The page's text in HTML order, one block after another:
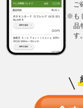
￥1,500
メガスターミーex M3
111/080 SAR
メガジ
113/080
ウネルミナモex
SV5K 094/071 SAR
ナンジャ
ーex
メガアブソルex M1L
089/063 SAR
ダイゴ
ex M2a
ご
※ も
品
す。